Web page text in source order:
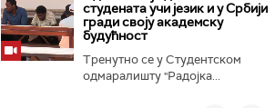
студената учи језик и у Србији
гради своју академску
будућност
Тренутно се у Студентском
одмаралишту "Радојка...